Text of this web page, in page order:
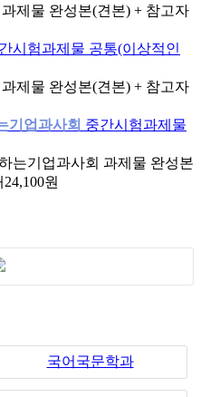
제물 완성본(견본) + 참고자
시험과제물 공통(이상적인
제물 완성본(견본) + 참고자
기업과사회 중간시험과제물
는기업과사회 과제물 완성본
24,100원
국어국문학과